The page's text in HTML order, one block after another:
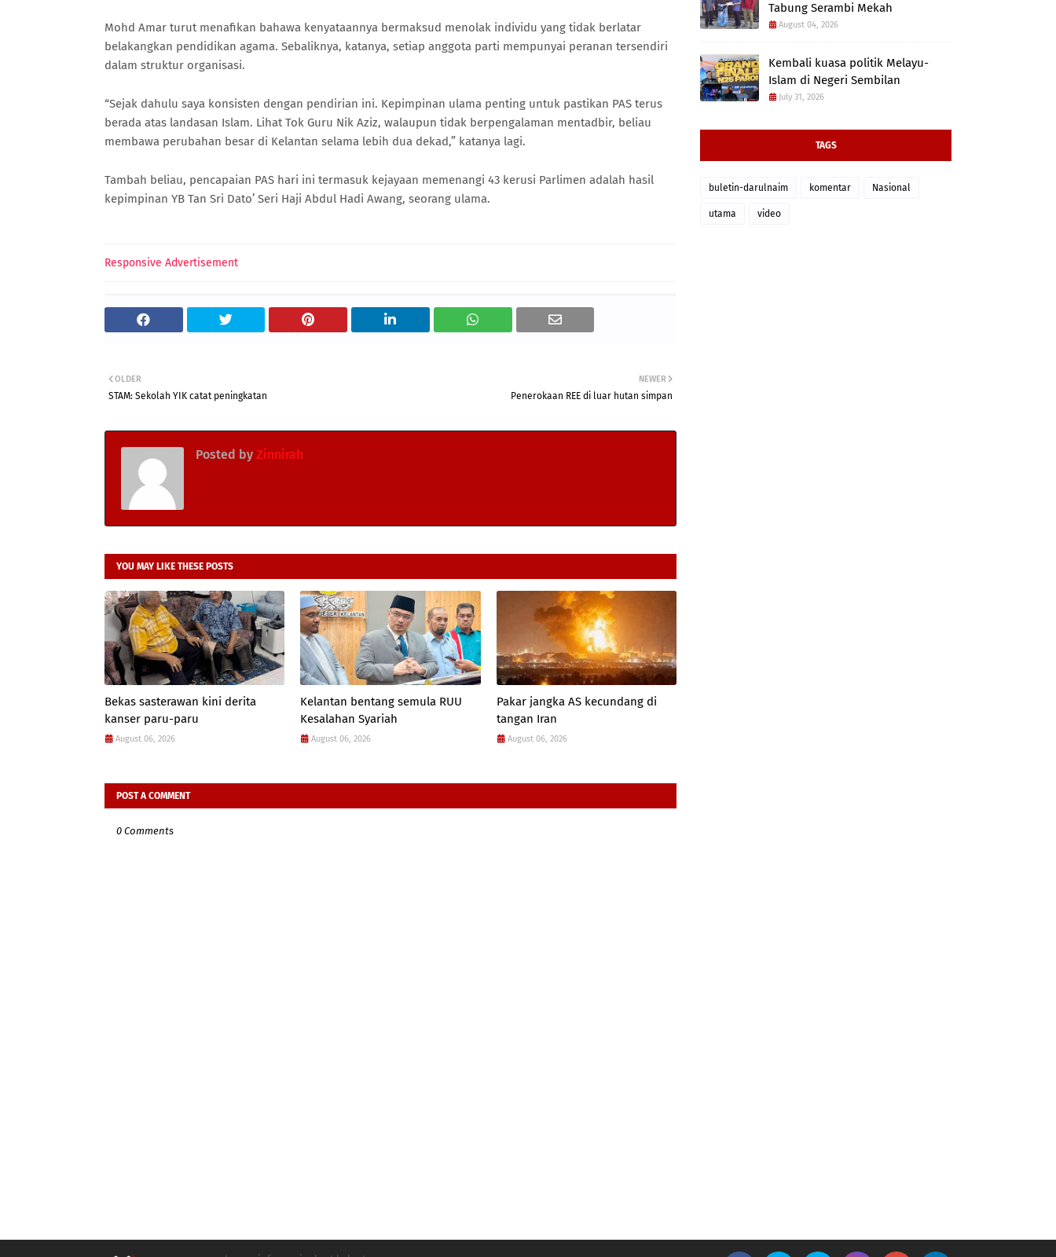
Mohd Amar turut menafikan bahawa kenyataannya bermaksud menolak individu yang tidak berlatar
belakangkan pendidikan agama. Sebaliknya, katanya, setiap anggota parti mempunyai peranan tersendiri
dalam struktur organisasi.
“Sejak dahulu saya konsisten dengan pendirian ini. Kepimpinan ulama penting untuk pastikan PAS terus
berada atas landasan Islam. Lihat Tok Guru Nik Aziz, walaupun tidak berpengalaman mentadbir, beliau
membawa perubahan besar di Kelantan selama lebih dua dekad,” katanya lagi.
Tambah beliau, pencapaian PAS hari ini termasuk kejayaan memenangi 43 kerusi Parlimen adalah hasil
kepimpinan YB Tan Sri Dato’ Seri Haji Abdul Hadi Awang, seorang ulama.
Responsive Advertisement
NEWER
Penerokaan REE di luar hutan simpan
OLDER
STAM: Sekolah YIK catat peningkatan
Posted by Zinnirah
YOU MAY LIKE THESE POSTS
Bekas sasterawan kini derita
kanser paru-paru
August 06, 2026
Kelantan bentang semula RUU
Kesalahan Syariah
August 06, 2026
Pakar jangka AS kecundang di
tangan Iran
August 06, 2026
POST A COMMENT
0 Comments
Tabung Serambi Mekah
August 04, 2026
Kembali kuasa politik Melayu-
Islam di Negeri Sembilan
July 31, 2026
TAGS
buletin-darulnaim komentar Nasional
utama video